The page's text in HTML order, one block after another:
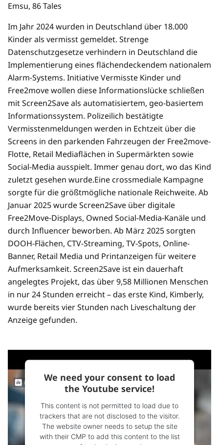
Emsu, 86 Tales
Im Jahr 2024 wurden in Deutschland über 18.000
Kinder als vermisst gemeldet. Strenge
Datenschutzgesetze verhindern in Deutschland die
Implementierung eines flächendeckendem nationalem
Alarm-Systems. Initiative Vermisste Kinder und
Free2move wollen diese Informationslücke schließen
mit Screen2Save als automatisiertem, geo-basiertem
Informationssystem. Polizeilich bestätigte
Vermisstenmeldungen werden in Echtzeit über die
Screens in den parkenden Fahrzeugen der Free2move-
Flotte, Retail Mediaflächen in Supermärkten sowie
Social-Media ausspielt. Immer genau dort, wo das Kind
zuletzt gesehen wurde.Eine crossmediale Kampagne
sorgte für die größtmögliche nationale Reichweite. Ab
Januar 2025 wurde Screen2Save über digitale
Free2Move-Displays, Owned Social-Media-Kanäle und
durch Influencer beworben. Ab März 2025 sorgten
DOOH-Flächen, CTV-Streaming, TV-Spots, Online-
Banner, Retail Media und Printanzeigen für weitere
Aufmerksamkeit. Screen2Save ist ein dauerhaft
angelegtes Projekt, das über 9,58 Millionen Menschen
in nur 24 Stunden erreicht – das erste Kind, Kimberly,
wurde bereits vier Stunden nach Liveschaltung der
Anzeige gefunden.
We need your consent to load
the Youtube service!
This content is not permitted to load due to
trackers that are not disclosed to the visitor.
The website owner needs to setup the site
with their CMP to add this content to the list